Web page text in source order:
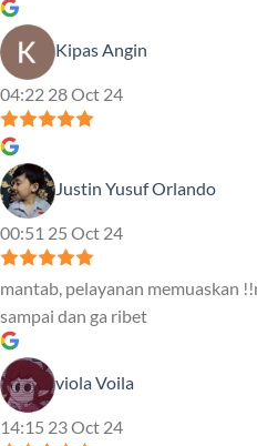
Kipas Angin
04:22 28 Oct 24
Justin Yusuf Orlando
00:51 25 Oct 24
mantab, pelayanan memuaskan
sampai dan ga ribet
viola Voila
14:15 23 Oct 24